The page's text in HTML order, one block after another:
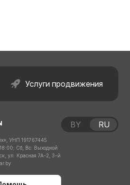
Услуги продвижения
УНП 191767445
Сб, Вс: Выходной
ул. Красная 7А-2, 3-й
BY RU